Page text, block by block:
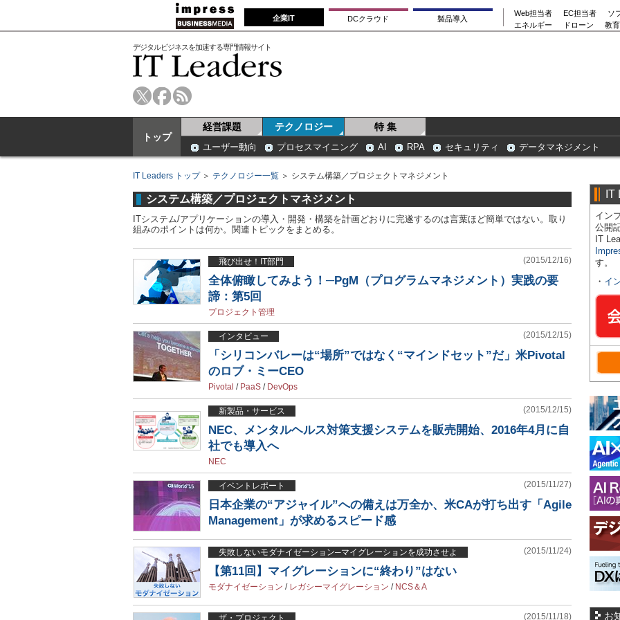
企業IT DCクラウド 製品導入
Web担当者 EC担当者
ソ
エネルギー
ドローン 教
デジタルビジネスを加速する専門情報サイト
トップ
経営課題 テクノロジー 特 集
ユーザー動向 プロセスマイニング AI RPA セキュリティ データマネジメント
IT Leaders トップ＞ テクノロジー一覧 ＞ システム構築／プロジェクトマネジメント
システム構築／プロジェクトマネジメント
ITシステム/アプリケーションの導入・開発・構築を計画どおりに完遂するのは言葉ほど簡単ではない。取り
組みのポイントは何か。関連トピックをまとめる。
飛び出せ！IT部門 (2015/12/16)
全体俯瞰してみよう！─PgM（プログラムマネジメント）実践の要
諦：第5回
プロジェクト管理
インタビュー (2015/12/15)
「シリコンバレーは“場所”ではなく“マインドセット”だ」米Pivotal
のロブ・ミーCEO
Pivotal / PaaS / DevOps
新製品・サービス (2015/12/15)
NEC、メンタルヘルス対策支援システムを販売開始、2016年4月に自
社でも導入へ
NEC
イベントレポート (2015/11/27)
日本企業の“アジャイル”への備えは万全か、米CAが打ち出す「Agile
Management」が求めるスピード感
失敗しないモダナイゼーション─マイグレーションを成功させよ (2015/11/24)
【第11回】マイグレーションに“終わり”はない
モダナイゼーション / レガシーマイグレーション / NCS＆A
(2015/11/18)
IT
イン
公開
IT
す。
・ イ
お